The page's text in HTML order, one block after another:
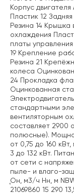
Корпус
Пластик 12
Резина 14
охлаждения
платы
19 Крепление
Резина 21
колеса
24 Прокладка
Оцинкованная
стандартными
вентиляторным
составляет 2900
полюсные).
от 0,75 до 160
3 до 132 кВт.
от сети с
пыле- и влаго-
Ǫн, м3/ч Hн, м
21069860 15 290